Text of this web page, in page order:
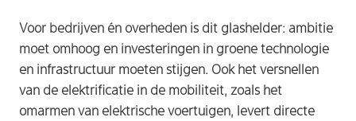
Voor bedrijven én overheden is dit glashelder: ambitie
moet omhoog en investeringen in groene technologie
en infrastructuur moeten stijgen. Ook het versnellen
van de elektrificatie in de mobiliteit, zoals het
omarmen van elektrische voertuigen, levert directe